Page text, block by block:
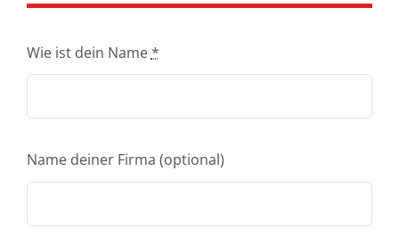
Wie ist dein Name*
Name deiner Firma (optional)